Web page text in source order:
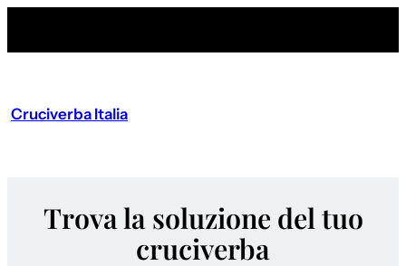
Cruciverba Italia
Trova la soluzione del tuo
cruciverba